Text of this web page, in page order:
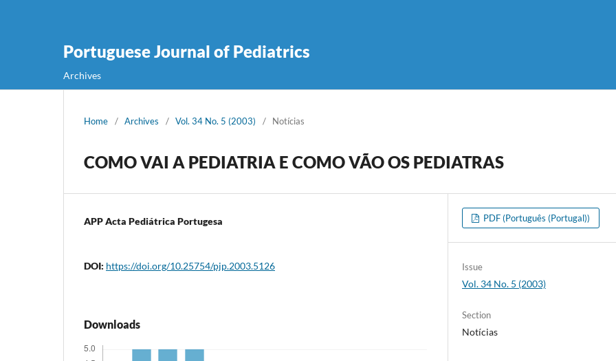
Portuguese Journal of Pediatrics
Archives
Home / Archives / Vol. 34 No. 5 (2003) / Notícias
COMO VAI A PEDIATRIA E COMO VÃO OS PEDIATRAS
APP Acta Pediátrica Portugesa
DOI: https://doi.org/10.25754/pjp.2003.5126
Downloads
PDF (Português (Portugal))
Issue
Vol. 34 No. 5 (2003)
Section
Notícias